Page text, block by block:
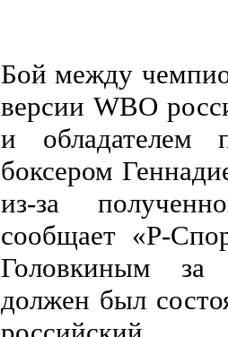
Бой между
версии WBO
и обладателем
боксером
из-за
сообщает «Р-
Головкиным
должен был